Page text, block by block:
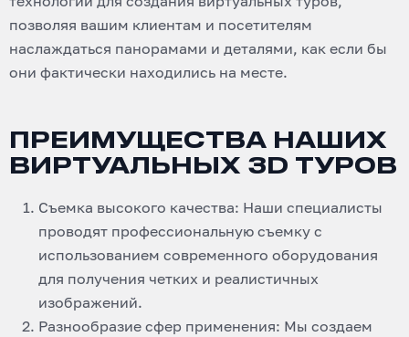
позволяя вашим клиентам и посетителям
наслаждаться панорамами и деталями, как если бы
они фактически находились на месте.
ПРЕИМУЩЕСТВА НАШИХ
ВИРТУАЛЬНЫХ 3D ТУРОВ
Съемка высокого качества: Наши специалисты
проводят профессиональную съемку с
использованием современного оборудования
для получения четких и реалистичных
изображений.
Разнообразие сфер применения: Мы создаем